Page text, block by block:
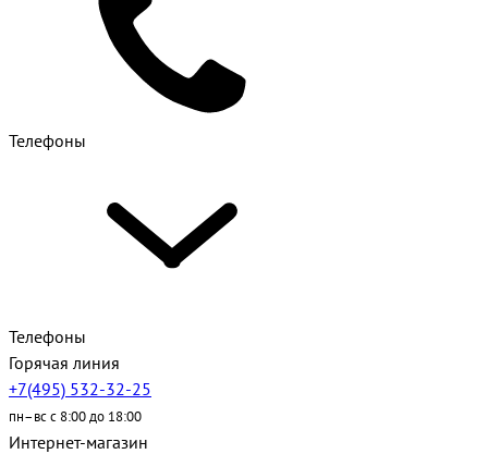
Телефоны
Телефоны
Горячая линия
+7(495) 532-32-25
пн–вс с 8:00 до 18:00
Интернет-магазин